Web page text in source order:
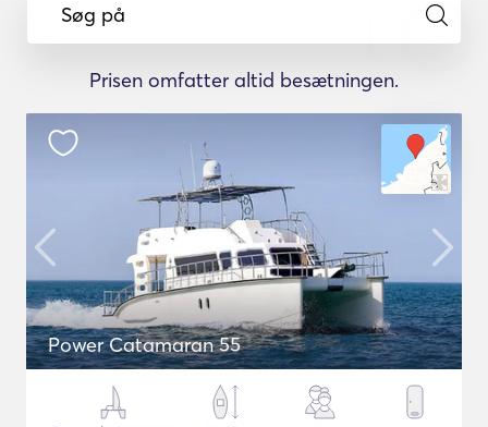
Søg på
Prisen omfatter altid besætningen.
Power Catamaran 55